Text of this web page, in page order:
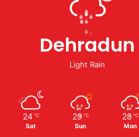
Dehradun
Light Rain
24 ℃
Sat
29 ℃
Sun
28 ℃
Mon